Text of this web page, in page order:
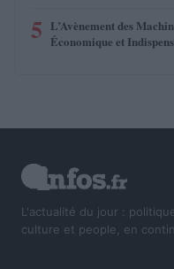
5 L’Avènement des
Économique et
L'actualité du jour :
culture et people, en